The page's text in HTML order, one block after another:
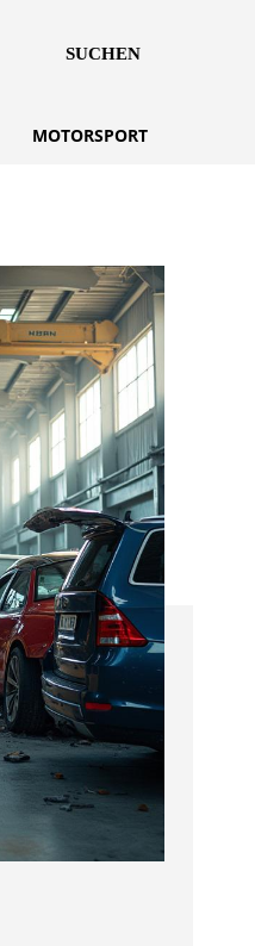
SUCHEN
MOTORSPORT